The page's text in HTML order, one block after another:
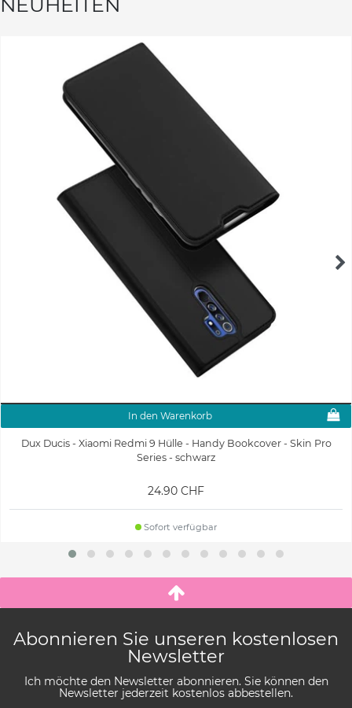
In den Warenkorb
Dux Ducis - Xiaomi Redmi 9 Hülle - Handy Bookcover - Skin Pro
Series - schwarz
24.90 CHF
Sofort verfügbar
Abonnieren Sie unseren kostenlosen
Newsletter
Ich möchte den Newsletter abonnieren. Sie können den
Newsletter jederzeit kostenlos abbestellen.